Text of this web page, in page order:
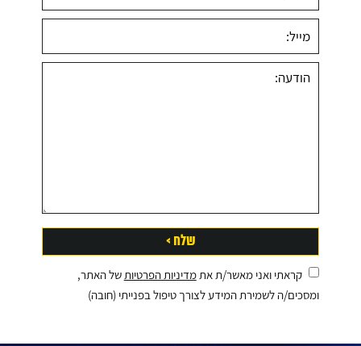
קראתי ואני מאשר/ת אתמדיניות הפרטיות של האתר,
ומסכים/ה לשמירת המידע לצורך טיפול בפנייתי (חובה)